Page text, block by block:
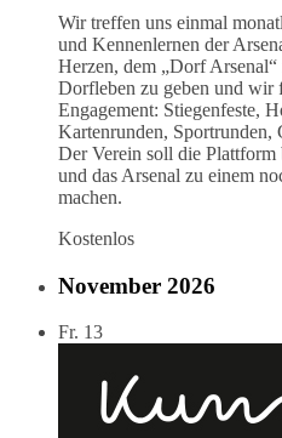
Wir treffen uns einmal
und Kennenlernen der
Herzen, dem „Dorf
Dorfleben zu geben und wir
Engagement: Stiegenfeste,
Kartenrunden, Sportrunden,
Der Verein soll die
und das Arsenal zu einem
machen.
Kostenlos
November 2026
Fr. 13